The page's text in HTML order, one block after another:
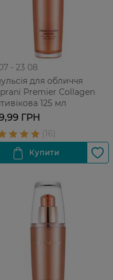
- 23 08
для обличчя
Premier Collagen
125 мл
ГРН